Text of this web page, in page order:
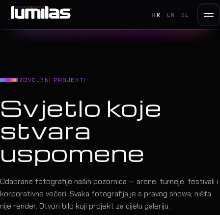
HR EN DE
IZDVOJENI PROJEKTI
Svjetlo koje
stvara
uspomene
Odabrane fotografije naših pozornica — arene, turneje, festivali i
korporativne večeri. Svaka fotografija je s pravog showa; ništa
nije render. Otvori bilo koji projekt za cijelu galeriju.